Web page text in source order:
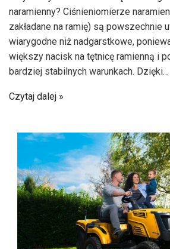
naramienny? Ciśnieniomierze
zakładane na ramię) są powszechnie
wiarygodne niż nadgarstkowe,
większy nacisk na tętnicę ramienną i
bardziej stabilnych warunkach. Dzięki…
Czytaj dalej